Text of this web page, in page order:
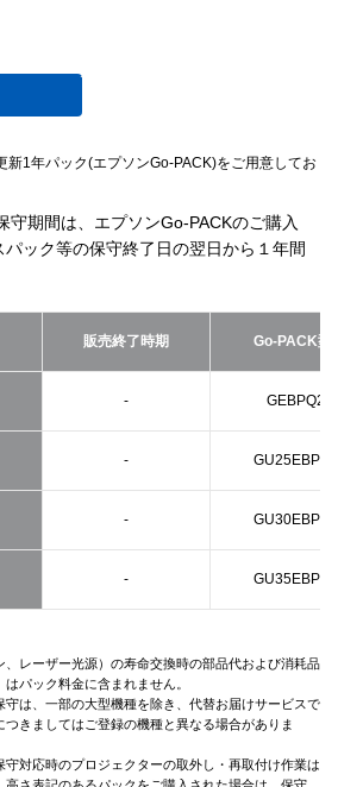
新1年パック(エプソンGo-PACK)をご用意してお
守期間は、エプソンGo-PACKのご購入
ック等の保守終了日の翌日から１年間
販売終了時期 Go-PACK型
- GEBPQ21
-
-
-
、レーザー光源）の寿命交換時の部品代および消耗品
パック料金に含まれません。
守は、一部の大型機種を除き、代替お届けサービスで
きましてはご登録の機種と異なる場合がありま
守対応時のプロジェクターの取外し・再取付け作業は